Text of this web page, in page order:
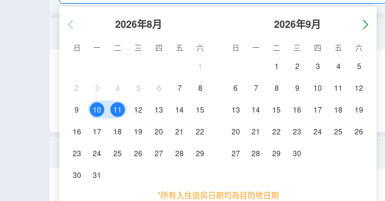
2026年8月
日 一 二 三 四 五
六
1
2 3 4 5 6 7 8
9 10 11 12 13 14 15
16 17 18 19 20 21 22
23 24 25 26 27 28 29
30 31
2026年9月
日 一 二 三 四 五
六
1
2 3 4 5
6 7 8 9 10 11 12
13 14 15 16 17 18 19
20 21 22 23 24 25 26
27 28 29 30
*所有入住退房日期均為目的地日期
10-15㎡ 空調 電視機
親子家庭房
25-30㎡ 1-3層 空調